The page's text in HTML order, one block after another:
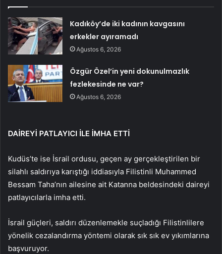
Kadıköy’de iki kadının kavgasını
erkekler ayıramadı
Ağustos 6, 2026
Özgür Özel’in yeni dokunulmazlık
fezlekesinde ne var?
Ağustos 6, 2026
DAİREYİ PATLAYICI İLE İMHA ETTİ
Kudüs’te ise İsrail ordusu, geçen ay gerçekleştirilen bir
silahlı saldırıya karıştığı iddiasıyla Filistinli Muhammed
Bessam Taha’nın ailesine ait Katanna beldesindeki daireyi
patlayıcılarla imha etti.
İsrail güçleri, saldırı düzenlemekle suçladığı Filistinlilere
yönelik cezalandırma yöntemi olarak sık sık ev yıkımlarına
başvuruyor.